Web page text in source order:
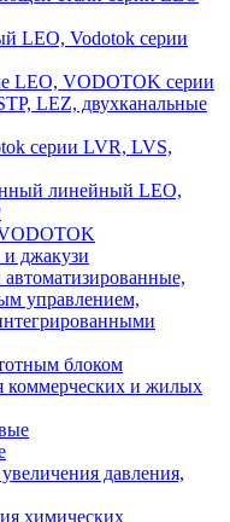
LEO, Vodotok серии
LEO, VODOTOK серии
LEZ, двухканальные
серии LVR, LVS,
линейный LEO,
и джакузи
управлением,
блоком
коммерческих и жилых
давления,
химических